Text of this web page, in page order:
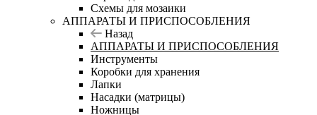
Схемы для мозаики
АППАРАТЫ И ПРИСПОСОБЛЕНИЯ
Назад
АППАРАТЫ И ПРИСПОСОБЛЕНИЯ
Инструменты
Коробки для хранения
Лапки
Насадки (матрицы)
Ножницы